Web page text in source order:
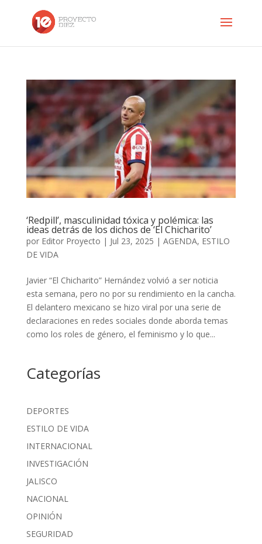
‘Redpill’, masculinidad tóxica y polémica: las
ideas detrás de los dichos de ‘El Chicharito’
por Editor Proyecto | Jul 23, 2025 | AGENDA, ESTILO
DE VIDA
Javier “El Chicharito” Hernández volvió a ser noticia
esta semana, pero no por su rendimiento en la cancha.
El delantero mexicano se hizo viral por una serie de
declaraciones en redes sociales donde aborda temas
como los roles de género, el feminismo y lo que...
Categorías
DEPORTES
ESTILO DE VIDA
INTERNACIONAL
INVESTIGACIÓN
JALISCO
NACIONAL
OPINIÓN
SEGURIDAD